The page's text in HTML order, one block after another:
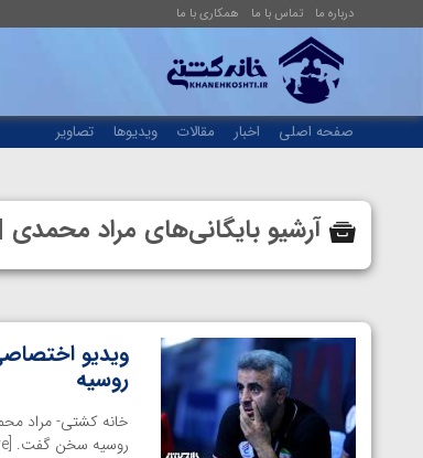
درباره ما تماس با ما همکاری با ما
صفحه اصلی اخبار مقالات ویدیوها تصاویر
آرشیو بایگانی‌های مراد
ویدیو
روسیه
خانه کشتی- مراد
روسیه سخن گفت. [aparat id='tzMye']